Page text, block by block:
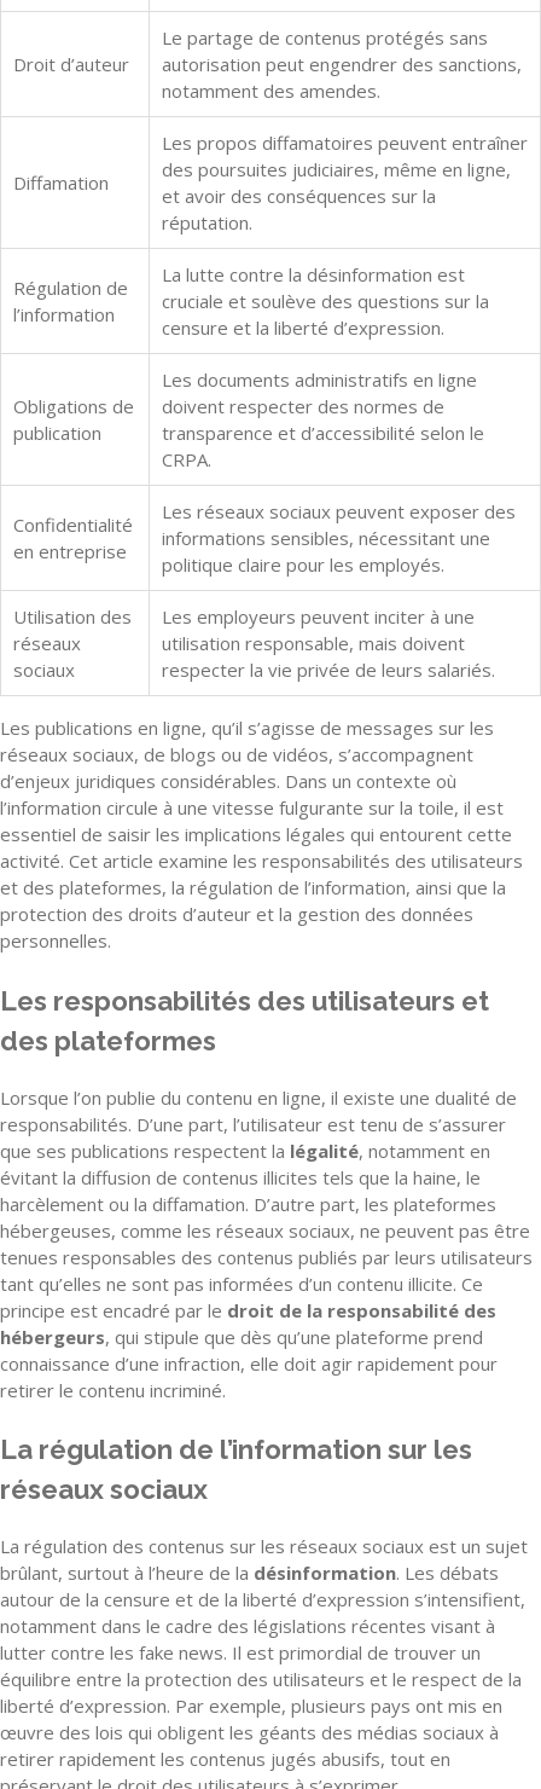
Droit d’auteur
Le partage de contenus protégés sans
autorisation peut engendrer des sanctions,
notamment des amendes.
Diffamation
Les propos diffamatoires peuvent entraîner
des poursuites judiciaires, même en ligne,
et avoir des conséquences sur la
réputation.
Régulation de
l’information
La lutte contre la désinformation est
cruciale et soulève des questions sur la
censure et la liberté d’expression.
Obligations de
publication
Les documents administratifs en ligne
doivent respecter des normes de
transparence et d’accessibilité selon le
CRPA.
Confidentialité
en entreprise
Les réseaux sociaux peuvent exposer des
informations sensibles, nécessitant une
politique claire pour les employés.
Utilisation des
réseaux
sociaux
Les employeurs peuvent inciter à une
utilisation responsable, mais doivent
respecter la vie privée de leurs salariés.
Les publications en ligne, qu’il s’agisse de messages sur les
réseaux sociaux, de blogs ou de vidéos, s’accompagnent
d’enjeux juridiques considérables. Dans un contexte où
l’information circule à une vitesse fulgurante sur la toile, il est
essentiel de saisir les implications légales qui entourent cette
activité. Cet article examine les responsabilités des utilisateurs
et des plateformes, la régulation de l’information, ainsi que la
protection des droits d’auteur et la gestion des données
personnelles.
Les responsabilités des utilisateurs et
des plateformes
Lorsque l’on publie du contenu en ligne, il existe une dualité de
responsabilités. D’une part, l’utilisateur est tenu de s’assurer
que ses publications respectent la légalité, notamment en
évitant la diffusion de contenus illicites tels que la haine, le
harcèlement ou la diffamation. D’autre part, les plateformes
hébergeuses, comme les réseaux sociaux, ne peuvent pas être
tenues responsables des contenus publiés par leurs utilisateurs
tant qu’elles ne sont pas informées d’un contenu illicite. Ce
principe est encadré par le droit de la responsabilité des
hébergeurs, qui stipule que dès qu’une plateforme prend
connaissance d’une infraction, elle doit agir rapidement pour
retirer le contenu incriminé.
La régulation de l’information sur les
réseaux sociaux
La régulation des contenus sur les réseaux sociaux est un sujet
brûlant, surtout à l’heure de la désinformation. Les débats
autour de la censure et de la liberté d’expression s’intensifient,
notamment dans le cadre des législations récentes visant à
lutter contre les fake news. Il est primordial de trouver un
équilibre entre la protection des utilisateurs et le respect de la
liberté d’expression. Par exemple, plusieurs pays ont mis en
œuvre des lois qui obligent les géants des médias sociaux à
retirer rapidement les contenus jugés abusifs, tout en